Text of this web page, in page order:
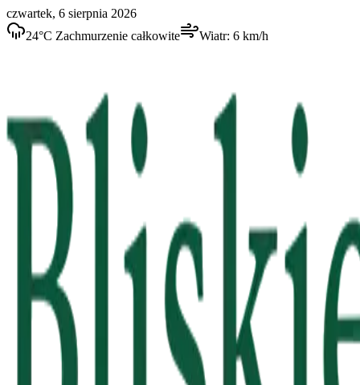
czwartek, 6 sierpnia 2026
24°C Zachmurzenie całkowite Wiatr: 6 km/h